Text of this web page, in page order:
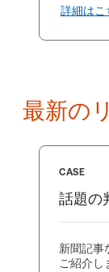
詳細はこ
最新の
CASE
話題の
新聞記事
ご紹介し